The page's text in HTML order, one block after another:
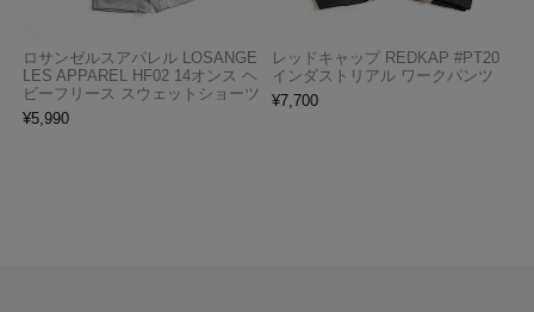
ロサンゼルスアパレル LOSANGE
LES APPAREL HF02 14オンス ヘ
ビーフリース スウェットショーツ
¥5,990
レッドキャップ REDKAP #PT20
インダストリアル ワークパンツ
¥7,700